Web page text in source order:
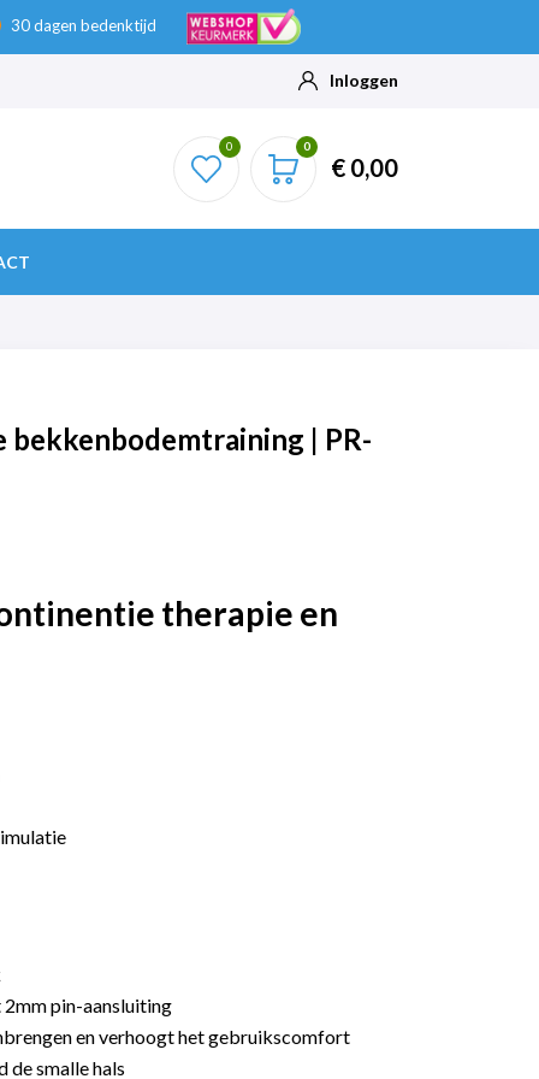
30 dagen bedenktijd
Inloggen
0 0
€ 0,00
| PR-
therapie en
pin-aansluiting
en verhoogt het gebruikscomfort
de smalle hals